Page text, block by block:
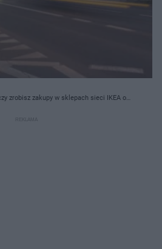
zrobisz zakupy w sklepach sieci IKEA od